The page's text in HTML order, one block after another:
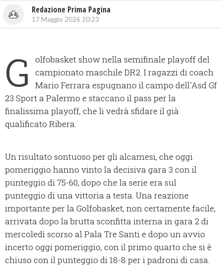
Redazione Prima Pagina
17 Maggio 2026 20:23
G
olfobasket show nella semifinale playoff del
campionato maschile DR2. I ragazzi di coach
Mario Ferrara espugnano il campo dell'Asd Gf
23 Sport a Palermo e staccano il pass per la
finalissima playoff, che li vedrà sfidare il già
qualificato Ribera.
Un risultato sontuoso per gli alcamesi, che oggi
pomeriggio hanno vinto la decisiva gara 3 con il
punteggio di 75-60, dopo che la serie era sul
punteggio di una vittoria a testa. Una reazione
importante per la Golfobasket, non certamente facile,
arrivata dopo la brutta sconfitta interna in gara 2 di
mercoledì scorso al Pala Tre Santi e dopo un avvio
incerto oggi pomeriggio, con il primo quarto che si è
chiuso con il punteggio di 18-8 per i padroni di casa.